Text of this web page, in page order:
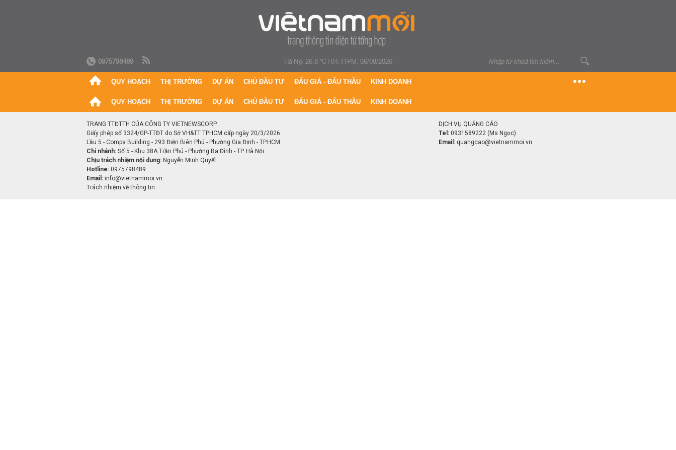
0975798489 Hà Nội 26.8 °C|04:11PM, 06/08/2026
QUY HOẠCH THỊ TRƯỜNG DỰ ÁN CHỦ ĐẦU TƯ ĐẤU GIÁ - ĐẤU THẦU KINH DOANH
QUY HOẠCH THỊ TRƯỜNG DỰ ÁN CHỦ ĐẦU TƯ ĐẤU GIÁ - ĐẤU THẦU KINH DOANH
TRANG TTĐTTH CỦA CÔNG TY VIETNEWSCORP
Giấy phép số 3324/GP-TTĐT do Sở VH&TT TPHCM cấp ngày 20/3/2026
Lầu 5 - Compa Building - 293 Điện Biên Phủ - Phường Gia Định - TP.HCM
Chi nhánh: Số 5 - Khu 38A Trần Phú - Phường Ba Đình - TP. Hà Nội
Chịu trách nhiệm nội dung: Nguyễn Minh Quyết
Hotline: 0975798489
Email: info@vietnammoi.vn
Trách nhiệm về thông tin
DỊCH VỤ QUẢNG CÁO
Tel: 0931589222 (Ms Ngọc)
Email: quangcao@vietnammoi.vn